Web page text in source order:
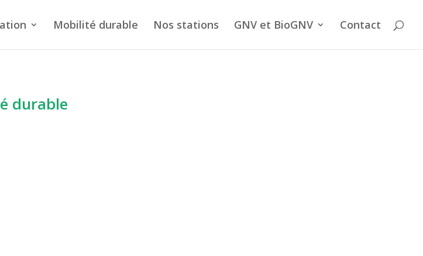
Mobilité durable Nos stations GNV et BioGNV Contact
durable